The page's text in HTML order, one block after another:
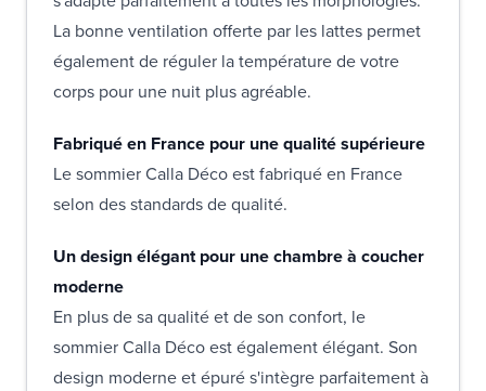
La bonne ventilation offerte par les lattes permet
également de réguler la température de votre
corps pour une nuit plus agréable.
Fabriqué en France pour une qualité supérieure
Le sommier Calla Déco est fabriqué en France
selon des standards de qualité.
Un design élégant pour une chambre à coucher
moderne
En plus de sa qualité et de son confort, le
sommier Calla Déco est également élégant. Son
design moderne et épuré s'intègre parfaitement à